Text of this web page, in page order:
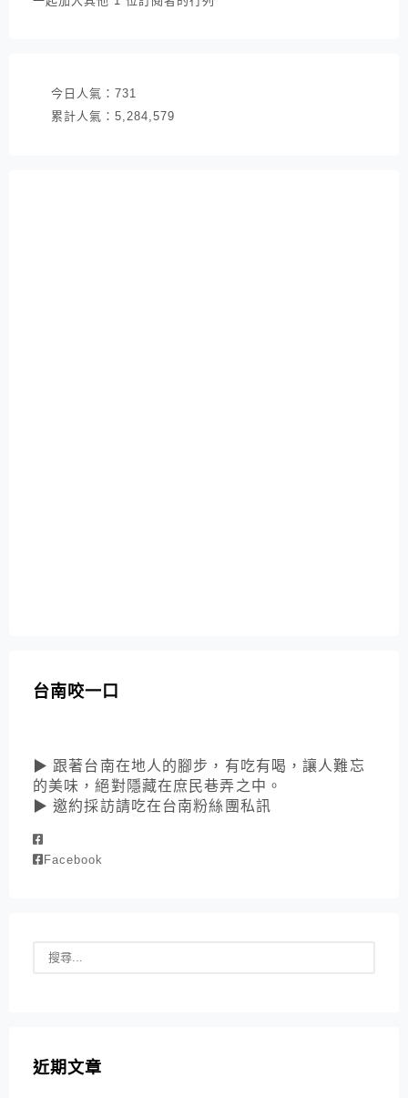
今日人氣： 731
累計人氣： 5,284,579
台南咬一口
▶ 跟著台南在地人的腳步，有吃有喝，讓人難忘
的美味，絕對隱藏在庶民巷弄之中。
▶ 邀約採訪請吃在台南粉絲團私訊
Facebook
近期文章